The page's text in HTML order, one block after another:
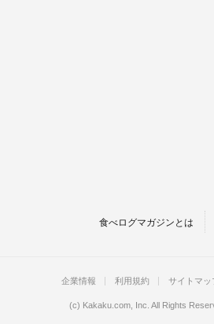
食べログマガジンとは
企業情報 利用規約 サイトマッ
(c) Kakaku.com, Inc. All Rights